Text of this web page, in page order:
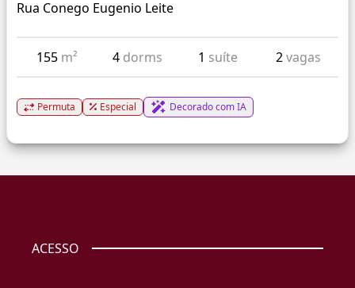
Rua Conego Eugenio Leite
155 m² 4 dorms 1 suíte 2vagas
Permuta Especial Decorado com IA
ACESSO